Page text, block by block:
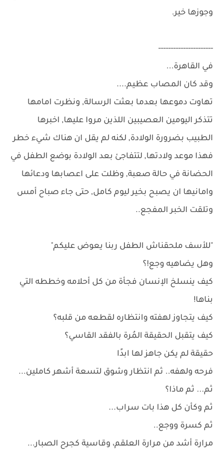
وجوزها خير.
----------------------
في القاهرة...
وقد كان المصاب عظيم....
تهاوت دموعها بعدما بعثت الرسالة, ونظرت امامها
تتذكر اليومين العصيبين اللذين مروا عليها, اخبرها
الطبيب بضرورة الولادة, لكنه لم يقل ان هناك شيء خطر
فهذا موعد ولادتها, لتتفاجئ بعد الولادة بوضع الطفل في
الحضانة في حالة صعبة, وظلت على اعصابها ودعائها
وامانيها ان يصبح بخير ليوم كامل, حتى جاء صباح أمس
وتلقت الخبر المفجع..
"للأسف ملحقناش الطفل ربنا يعوض عليكم"
وهل يضاهيه وجع!؟
كيف ينسلخ الإنسان فجأة من كل أحلامه وخططه التي
بناها!
كيف يتجاوز لهفته وانتظاره لقطعه من قلبه؟
كيف يتقبل الحقيقة المُرة بالفقد القاسي؟
حقيقة لم يكن جاهز لها ابدًا
فرحه ولهفه.. ثم انتظار وشوق لتسعة أشهر كاملين...
ثم... ثم ماذا؟
ثم وكأن كل هذا بات سراب...
ثم كسرة ووجع..
مرارة أشد من مرارة العلقم، وقاسية كجرح الصبار...